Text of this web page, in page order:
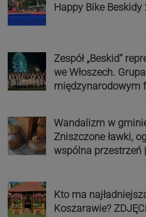
Happy Bike Beskidy
Zespół „Beskid”
we Włoszech.
międzynarodowym
Wandalizm w
Zniszczone ławki,
wspólna przestrzeń
Kto ma
Koszarawie?